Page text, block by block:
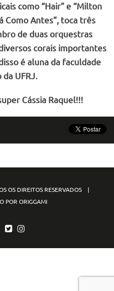
como “Hair” e “Milton
Como Antes”, toca três
de duas orquestras
corais importantes
é aluna da faculdade
UFRJ.
Cássia Raquel!!!
OS DIREITOS RESERVADOS |
POR ORIGGAMI